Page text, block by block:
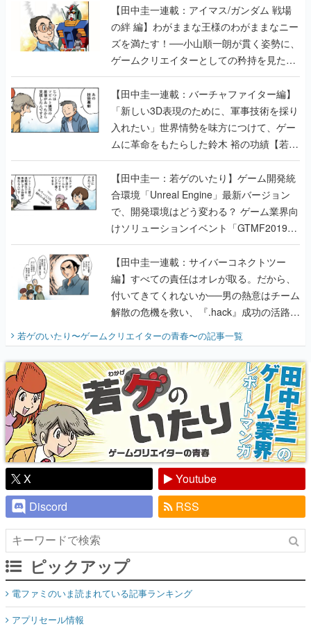
【田中圭一連載：アイマス/ガンダム 戦場
の絆 編】わがままな王様のわがままなニー
ズを満たす！──小山順一朗が貫く姿勢に、
ゲームクリエイターとしての矜持を見た
【若ゲのいたり最終回】
【田中圭一連載：バーチャファイター編】
「新しい3D表現のために、軍事技術を採り
入れたい」世界情勢を味方につけて、ゲー
ムに革命をもたらした鈴木 裕の功績【若ゲ
のいたり】
【田中圭一：若ゲのいたり】ゲーム開発統
合環境「Unreal Engine」最新バージョン
で、開発環境はどう変わる？ ゲーム業界向
けソリューションイベント「GTMF2019」
に行って、より理解を深めよう【PR】
【田中圭一連載：サイバーコネクトツー
編】すべての責任はオレが取る。だから、
付いてきてくれないか──男の熱意はチーム
解散の危機を救い、『.hack』成功の活路を
『少年ジャンプ』色だった【若ゲのいた
り】
若ゲのいたり〜ゲームクリエイターの青春〜の記事一覧
X
Youtube
Discord
RSS
ピックアップ
電ファミのいま読まれている記事ランキング
アプリセール情報